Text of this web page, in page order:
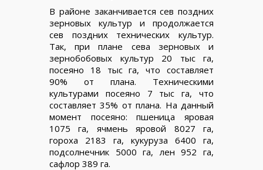
В районе заканчивается сев поздних
зерновых культур и продолжается
сев поздних технических культур.
Так, при плане сева зерновых и
зернобобовых культур 20 тыс га,
посеяно 18 тыс га, что составляет
90% от плана. Техническими
культурами посеяно 7 тыс га, что
составляет 35% от плана. На данный
момент посеяно: пшеница яровая
1075 га, ячмень яровой 8027 га,
гороха 2183 га, кукуруза 6400 га,
подсолнечник 5000 га, лен 952 га,
сафлор 389 га.